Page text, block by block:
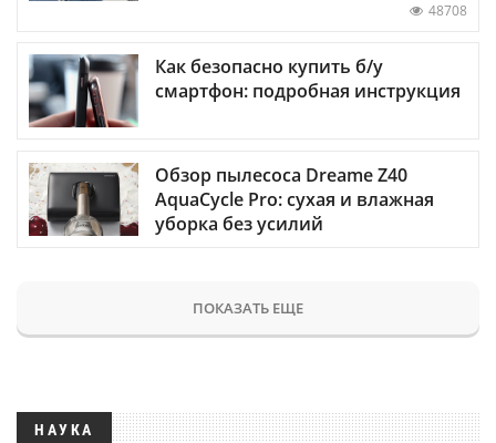
48708
Как безопасно купить б/у
смартфон: подробная инструкция
Обзор пылесоса Dreame Z40
AquaCycle Pro: сухая и влажная
уборка без усилий
ПОКАЗАТЬ ЕЩЕ
НАУКА